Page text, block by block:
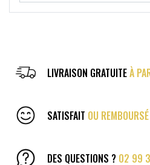
LIVRAISON GRATUITEÀ
SATISFAIT OU REMBOURSÉ
DES QUESTIONS ? 02 99